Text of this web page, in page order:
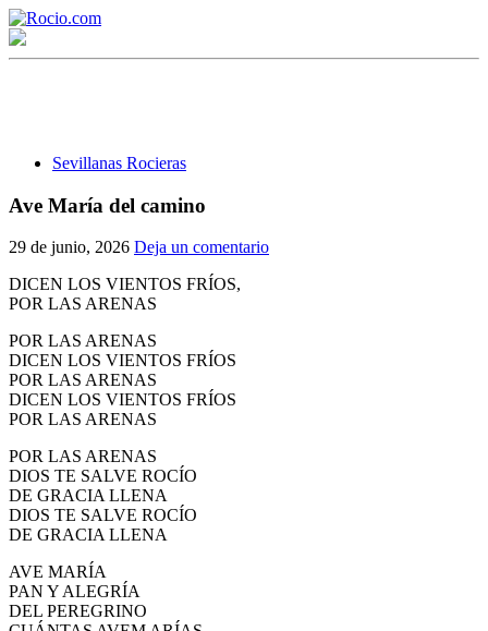
Sevillanas Rocieras
Ave María del camino
29 de junio, 2026 Deja un comentario
DICEN LOS VIENTOS FRÍOS,
POR LAS ARENAS
POR LAS ARENAS
DICEN LOS VIENTOS FRÍOS
POR LAS ARENAS
DICEN LOS VIENTOS FRÍOS
POR LAS ARENAS
POR LAS ARENAS
DIOS TE SALVE ROCÍO
DE GRACIA LLENA
DIOS TE SALVE ROCÍO
DE GRACIA LLENA
AVE MARÍA
PAN Y ALEGRÍA
DEL PEREGRINO
¡Bienvenido! Soy el asistente virtual de rocio.com.
¿En qué puedo ayudarte?
Historia de la Virgen del Rocío
¿Cuándo es la romería del Rocío?
¿Cuándo se construyó la primera ermita?
El traslado cada siete años
¿Cuales son los actos principales que se celebran en el
Quiero hacer el camino,¿que tengo que hacer?